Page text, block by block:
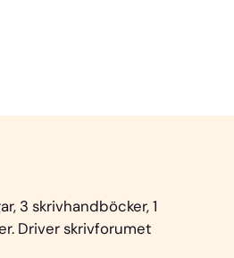
3 skrivhandböcker, 1
Driver skrivforumet